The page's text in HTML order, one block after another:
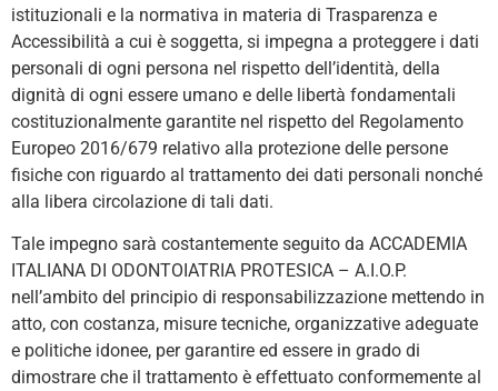
istituzionali e la normativa in materia di Trasparenza e
Accessibilità a cui è soggetta, si impegna a proteggere i dati
personali di ogni persona nel rispetto dell’identità, della
dignità di ogni essere umano e delle libertà fondamentali
costituzionalmente garantite nel rispetto del Regolamento
Europeo 2016/679 relativo alla protezione delle persone
fisiche con riguardo al trattamento dei dati personali nonché
alla libera circolazione di tali dati.
Tale impegno sarà costantemente seguito da ACCADEMIA
ITALIANA DI ODONTOIATRIA PROTESICA – A.I.O.P.
nell’ambito del principio di responsabilizzazione mettendo in
atto, con costanza, misure tecniche, organizzative adeguate
e politiche idonee, per garantire ed essere in grado di
dimostrare che il trattamento è effettuato conformemente al